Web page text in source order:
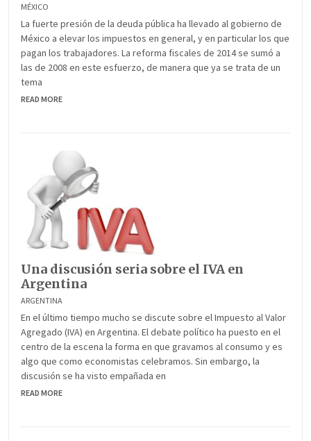
MÉXICO
La fuerte presión de la deuda pública ha llevado al gobierno de
México a elevar los impuestos en general, y en particular los que
pagan los trabajadores. La reforma fiscales de 2014 se sumó a
las de 2008 en este esfuerzo, de manera que ya se trata de un
tema
READ MORE
Una discusión seria sobre el IVA en
Argentina
ARGENTINA
En el último tiempo mucho se discute sobre el Impuesto al Valor
Agregado (IVA) en Argentina. El debate político ha puesto en el
centro de la escena la forma en que gravamos al consumo y es
algo que como economistas celebramos. Sin embargo, la
discusión se ha visto empañada en
READ MORE